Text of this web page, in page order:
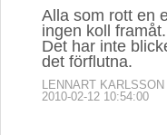
Alla som rott en
ingen koll
Det har inte
det förflutna.
LENNART KARLSSON
2010-02-12 10:54:00